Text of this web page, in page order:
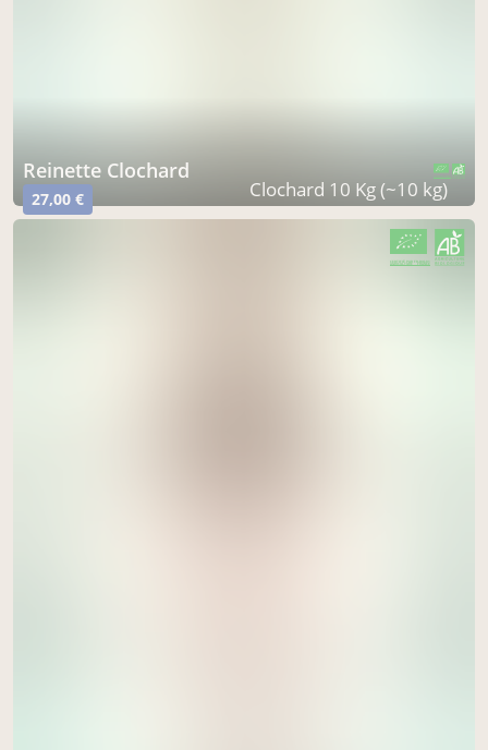
Reinette Clochard
27,00 € Clochard 10 Kg (~10 kg)
CERTIFIÉ PAR FR-BIO-01
AGRICULTURE FRANCE